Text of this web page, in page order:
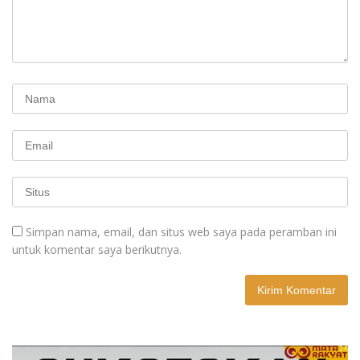
Simpan nama, email, dan situs web saya pada peramban ini
untuk komentar saya berikutnya.